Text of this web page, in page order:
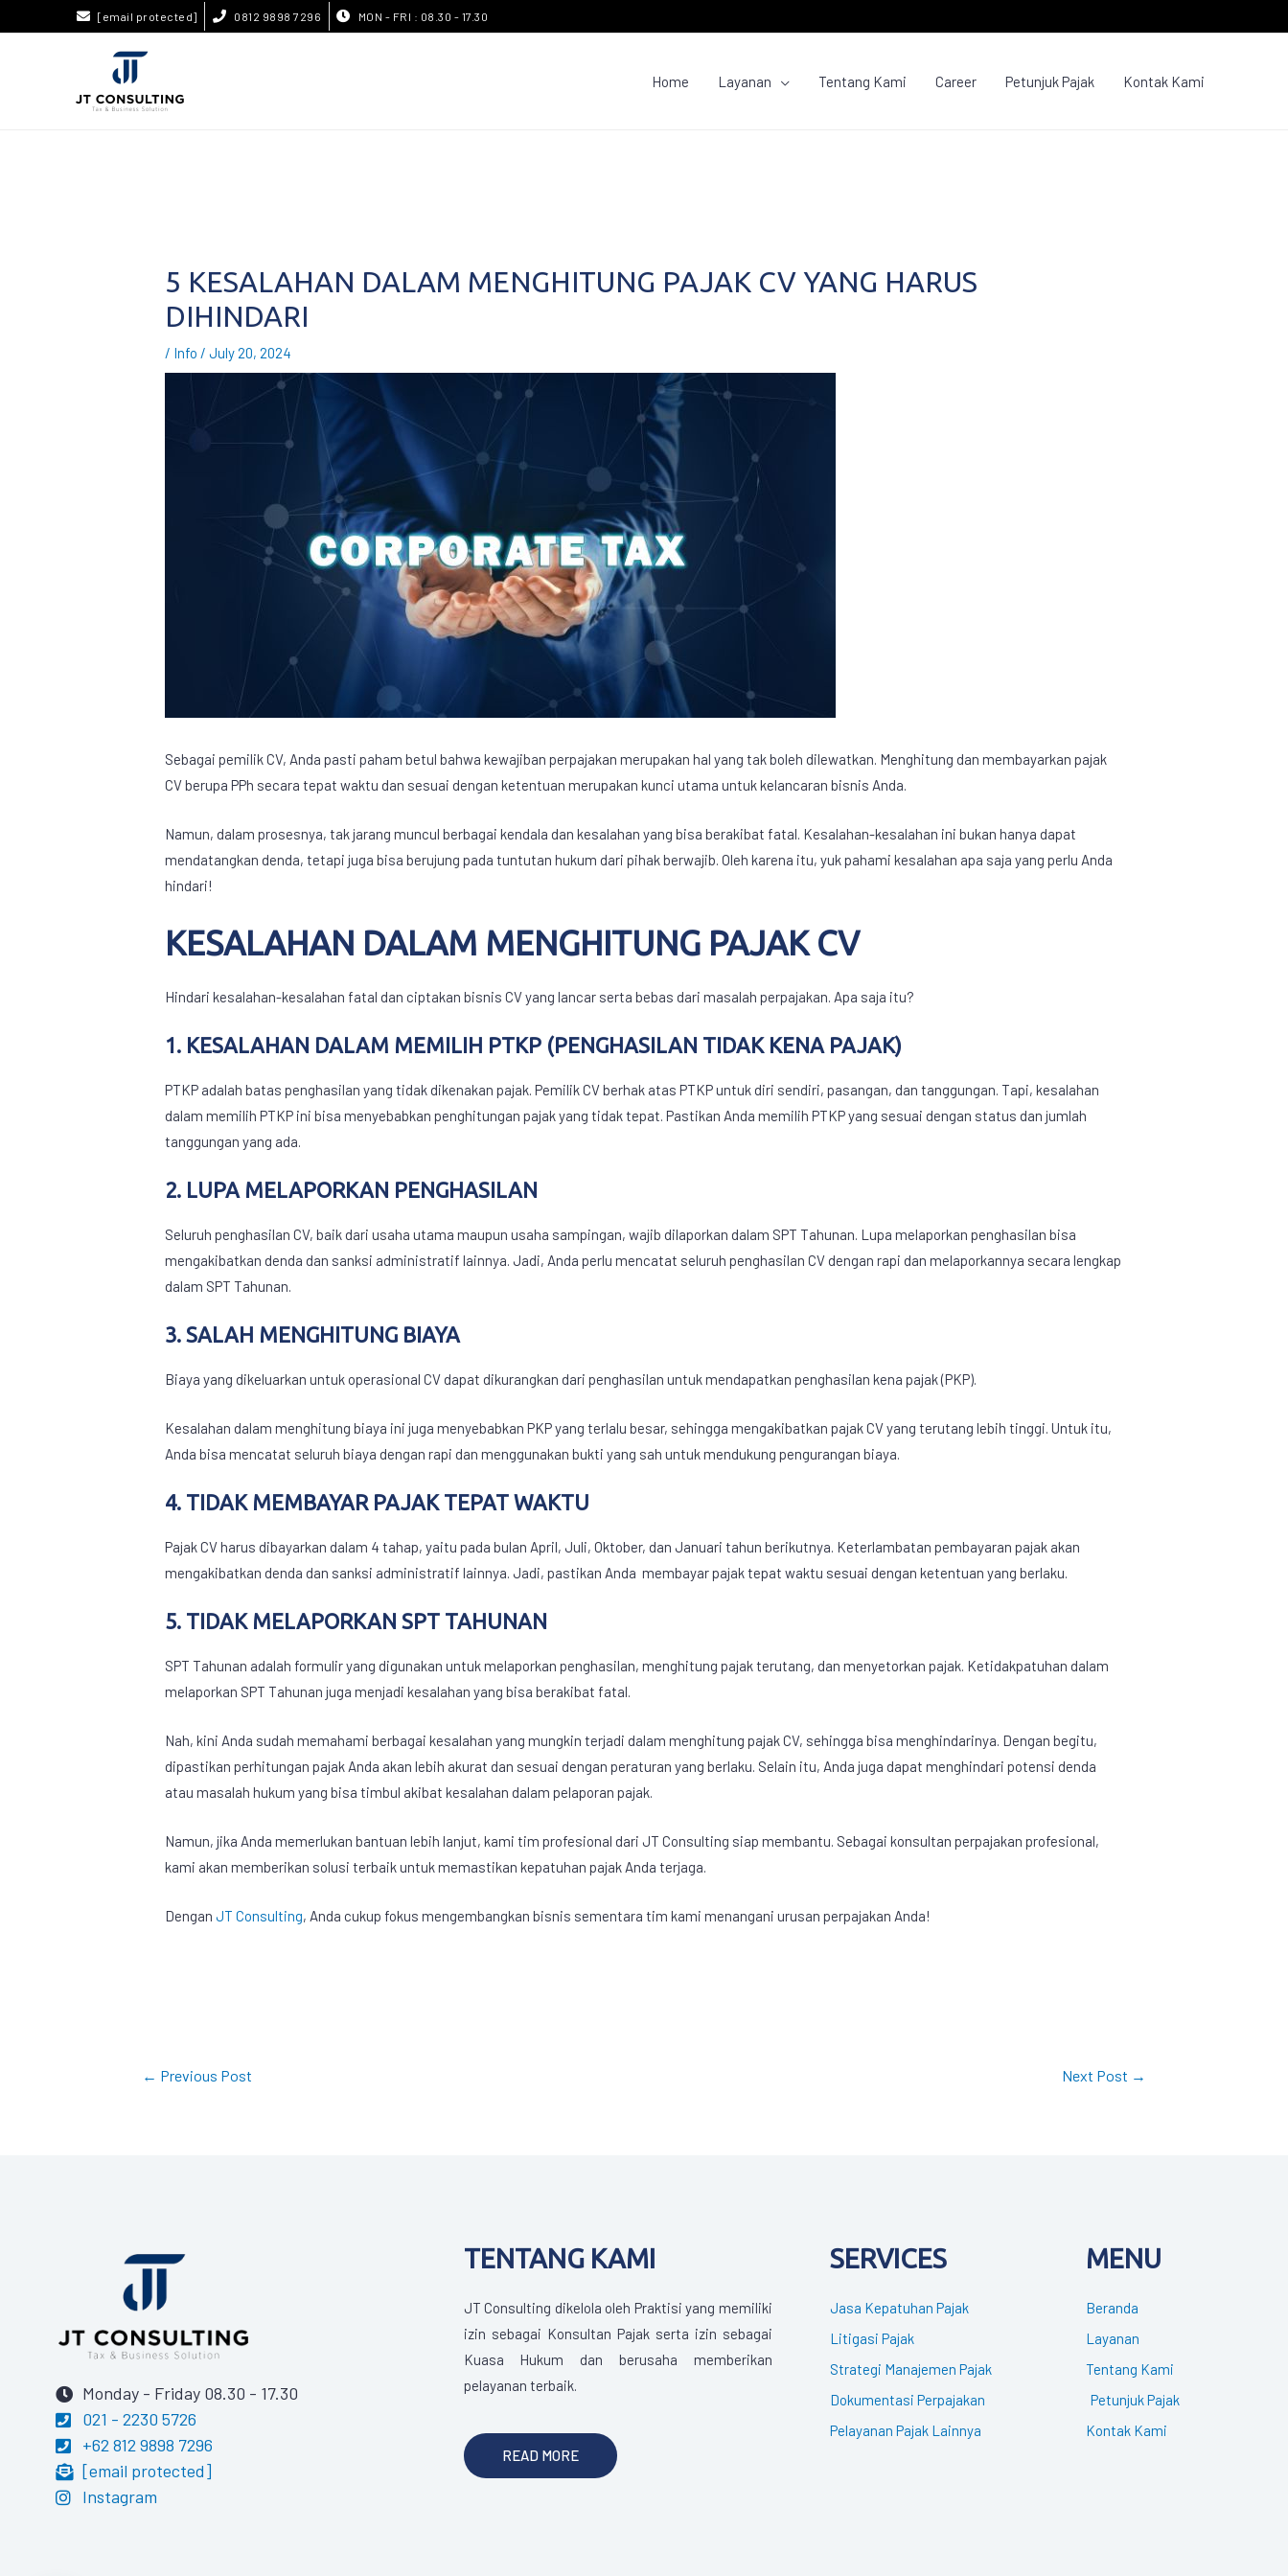
[email protected] 0812 9898 7296 MON - FRI : 08.30 - 17.30
Home Layanan Tentang Kami Career Petunjuk Pajak Kontak Kami
5 KESALAHAN DALAM MENGHITUNG PAJAK CV YANG HARUS
DIHINDARI
/ Info /July 20, 2024
Sebagai pemilik CV, Anda pasti paham betul bahwa kewajiban perpajakan merupakan hal yang tak boleh dilewatkan. Menghitung dan membayarkanpajak
CVberupa PPh secara tepat waktu dan sesuai dengan ketentuan merupakan kunci utama untuk kelancaran bisnis Anda.
Namun, dalam prosesnya, tak jarang muncul berbagai kendala dan kesalahan yang bisa berakibat fatal. Kesalahan-kesalahan ini bukan hanya dapat
mendatangkan denda, tetapi juga bisa berujung pada tuntutan hukum dari pihak berwajib. Oleh karena itu, yuk pahami kesalahan apa saja yang perlu Anda
hindari!
KESALAHAN DALAM MENGHITUNG PAJAK CV
Hindari kesalahan-kesalahan fatal dan ciptakan bisnis CV yang lancar serta bebas dari masalah perpajakan. Apa saja itu?
1. KESALAHAN DALAM MEMILIH PTKP (PENGHASILAN TIDAK KENA PAJAK)
PTKP adalah batas penghasilan yang tidak dikenakan pajak. Pemilik CV berhak atas PTKP untuk diri sendiri, pasangan, dan tanggungan. Tapi, kesalahan
dalam memilih PTKP ini bisa menyebabkan penghitungan pajak yang tidak tepat. Pastikan Anda memilih PTKP yang sesuai dengan status dan jumlah
tanggungan yang ada.
2. LUPA MELAPORKAN PENGHASILAN
Seluruh penghasilan CV, baik dari usaha utama maupun usaha sampingan, wajib dilaporkan dalam SPT Tahunan. Lupa melaporkan penghasilan bisa
mengakibatkan denda dan sanksi administratif lainnya. Jadi, Anda perlu mencatat seluruh penghasilan CV dengan rapi dan melaporkannya secara lengkap
dalam SPT Tahunan.
3. SALAH MENGHITUNG BIAYA
Biaya yang dikeluarkan untuk operasional CV dapat dikurangkan dari penghasilan untuk mendapatkan penghasilan kena pajak (PKP).
Kesalahan dalam menghitung biaya ini juga menyebabkan PKP yang terlalu besar, sehingga mengakibatkanpajak CVyang terutang lebih tinggi. Untuk itu,
Anda bisa mencatat seluruh biaya dengan rapi dan menggunakan bukti yang sah untuk mendukung pengurangan biaya.
4. TIDAK MEMBAYAR PAJAK TEPAT WAKTU
Pajak CVharus dibayarkan dalam 4 tahap, yaitu pada bulan April, Juli, Oktober, dan Januari tahun berikutnya. Keterlambatan pembayaran pajak akan
mengakibatkan denda dan sanksi administratif lainnya. Jadi, pastikan Anda membayar pajak tepat waktu sesuai dengan ketentuan yang berlaku.
5. TIDAK MELAPORKAN SPT TAHUNAN
SPT Tahunan adalah formulir yang digunakan untuk melaporkan penghasilan, menghitung pajak terutang, dan menyetorkan pajak. Ketidakpatuhan dalam
melaporkan SPT Tahunan juga menjadi kesalahan yang bisa berakibat fatal.
Nah, kini Anda sudah memahami berbagai kesalahan yang mungkin terjadi dalam menghitungpajak CV, sehingga bisa menghindarinya. Dengan begitu,
dipastikan perhitungan pajak Anda akan lebih akurat dan sesuai dengan peraturan yang berlaku. Selain itu, Anda juga dapat menghindari potensi denda
atau masalah hukum yang bisa timbul akibat kesalahan dalam pelaporan pajak.
Namun, jika Anda memerlukan bantuan lebih lanjut, kami tim profesional dari JT Consulting siap membantu. Sebagai konsultan perpajakan profesional,
kami akan memberikan solusi terbaik untuk memastikan kepatuhan pajak Anda terjaga.
DenganJT Consulting, Anda cukup fokus mengembangkan bisnis sementara tim kami menangani urusan perpajakan Anda!
← Previous Post Next Post →
Monday - Friday 08.30 - 17.30
021 - 2230 5726
+62 812 9898 7296
[email protected]
Instagram
TENTANG KAMI
JT Consulting dikelola oleh Praktisi yang memiliki
izin sebagai Konsultan Pajak serta izin sebagai
Kuasa Hukum dan berusaha memberikan
pelayanan terbaik.
READ MORE
SERVICES
Jasa Kepatuhan Pajak
Litigasi Pajak
Strategi Manajemen Pajak
Dokumentasi Perpajakan
Pelayanan Pajak Lainnya
MENU
Beranda
Layanan
Tentang Kami
Petunjuk Pajak
Kontak Kami